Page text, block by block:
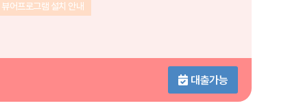
뷰어프로그램 설치 안내
대출가능